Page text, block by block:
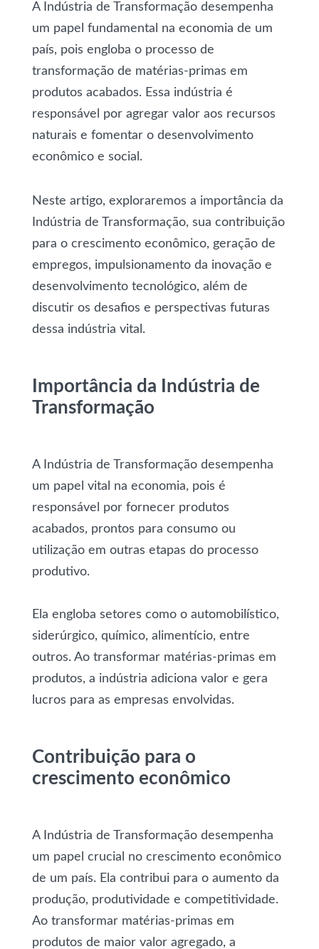
A Indústria de Transformação desempenha
um papel fundamental na economia de um
país, pois engloba o processo de
transformação de matérias-primas em
produtos acabados. Essa indústria é
responsável por agregar valor aos recursos
naturais e fomentar o desenvolvimento
econômico e social.
Neste artigo, exploraremos a importância da
Indústria de Transformação, sua contribuição
para o crescimento econômico, geração de
empregos, impulsionamento da inovação e
desenvolvimento tecnológico, além de
discutir os desafios e perspectivas futuras
dessa indústria vital.
Importância da Indústria de
Transformação
A Indústria de Transformação desempenha
um papel vital na economia, pois é
responsável por fornecer produtos
acabados, prontos para consumo ou
utilização em outras etapas do processo
produtivo.
Ela engloba setores como o automobilístico,
siderúrgico, químico, alimentício, entre
outros. Ao transformar matérias-primas em
produtos, a indústria adiciona valor e gera
lucros para as empresas envolvidas.
Contribuição para o
crescimento econômico
A Indústria de Transformação desempenha
um papel crucial no crescimento econômico
de um país. Ela contribui para o aumento da
produção, produtividade e competitividade.
Ao transformar matérias-primas em
produtos de maior valor agregado, a